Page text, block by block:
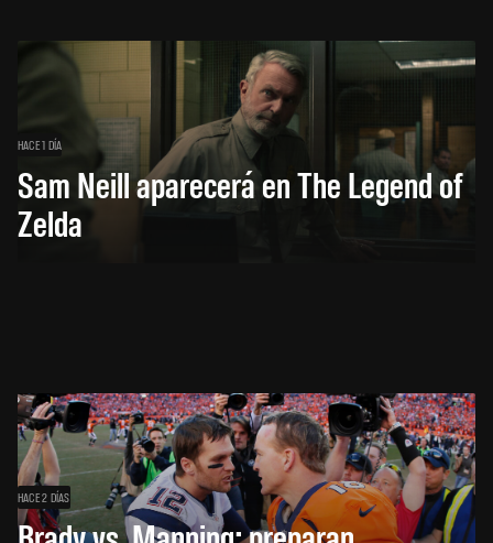
HACE 1 DÍA
Sam Neill aparecerá en The Legend of
Zelda
HACE 2 DÍAS